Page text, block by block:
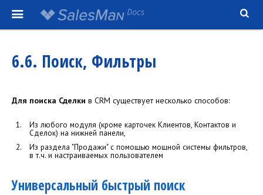
6.6. Поиск, Фильтры
Для поиска Сделки в CRM существует несколько способов:
Из любого модуля (кроме карточек Клиентов, Контактов и
Сделок) на нижней панели,
Из раздела "Продажи" с помощью мощной системы фильтров,
в т.ч. и настраиваемых пользователем
Универсальный быстрый поиск